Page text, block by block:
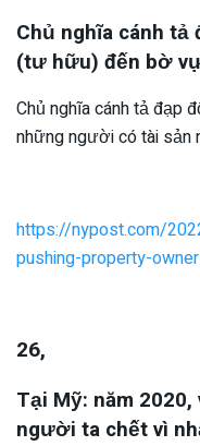
Chủ nghĩa cánh
(tư hữu) đến bờ
Chủ nghĩa cánh tả đạp
những người có tài sản
https://nypost.com/
pushing-property-
26,
Tại Mỹ: năm
người ta chết vì